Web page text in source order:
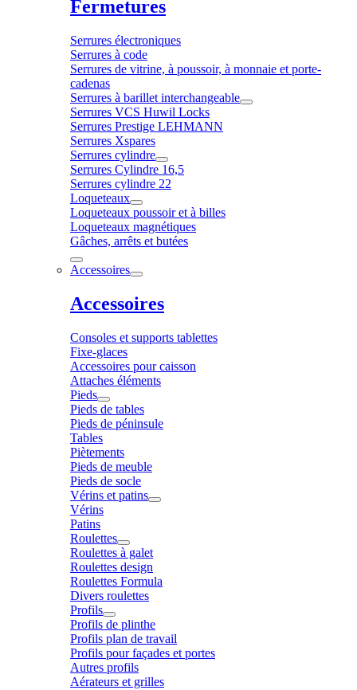
Fermetures
Serrures électroniques
Serrures à code
Serrures de vitrine, à poussoir, à monnaie et porte-
cadenas
Serrures à barillet interchangeable
Serrures VCS Huwil Locks
Serrures Prestige LEHMANN
Serrures Xspares
Serrures cylindre
Serrures Cylindre 16,5
Serrures cylindre 22
Loqueteaux
Loqueteaux poussoir et à billes
Loqueteaux magnétiques
Gâches, arrêts et butées
Accessoires
Accessoires
Consoles et supports tablettes
Fixe-glaces
Accessoires pour caisson
Attaches éléments
Pieds
Pieds de tables
Pieds de péninsule
Tables
Piètements
Pieds de meuble
Pieds de socle
Vérins et patins
Vérins
Patins
Roulettes
Roulettes à galet
Roulettes design
Roulettes Formula
Divers roulettes
Profils
Profils de plinthe
Profils plan de travail
Profils pour façades et portes
Autres profils
Aérateurs et grilles